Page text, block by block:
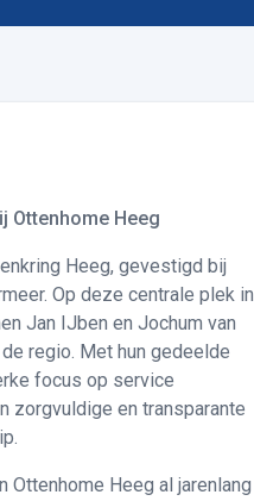
Ottenhome Heeg
Heeg, gevestigd bij
Op deze centrale plek in
Jan IJben en Jochum van
regio. Met hun gedeelde
focus op service
zorgvuldige en transparante
Ottenhome Heeg al jarenlang